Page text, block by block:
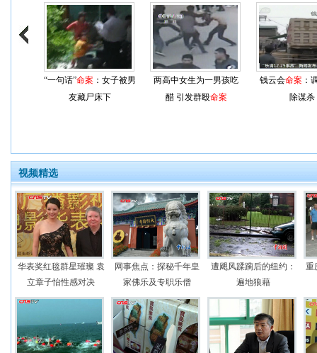
“一句话”命案 ：女子被男
友藏尸床下
两高中女生为一男孩吃
醋 引发群殴命案
钱云会命案 ：
除谋杀
视频精选
华表奖红毯群星璀璨 袁
立章子怡性感对决
网事焦点：探秘千年皇
家佛乐及专职乐僧
遭飓风蹂躏后的纽约：
遍地狼藉
重